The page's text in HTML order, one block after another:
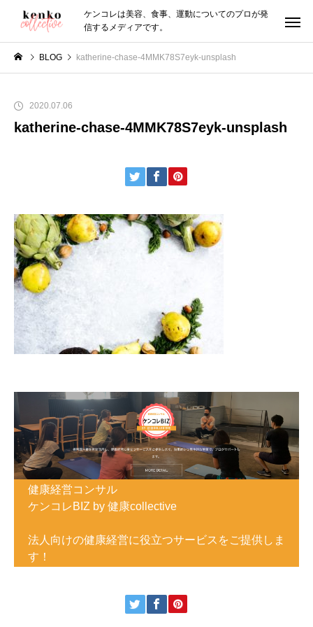
ケンコレは美容、食事、運動についてのプロが発
信するメディアです。
BLOG katherine-chase-4MMK78S7eyk-unsplash
2020.07.06
katherine-chase-4MMK78S7eyk-unsplash
健康経営コンサル
ケンコレBIZ by 健康collective
法人向けの健康経営に役立つサービスをご提供しま
す！